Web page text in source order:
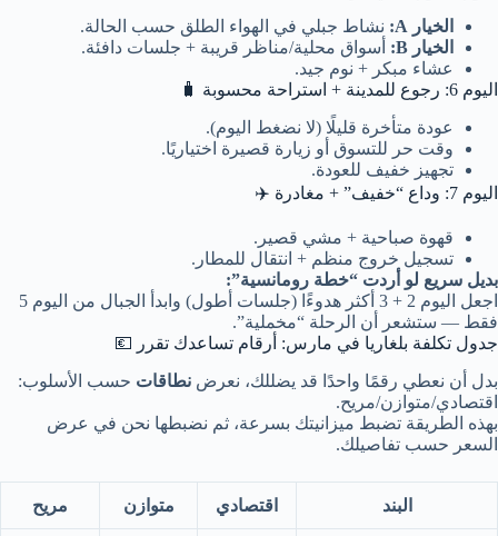
الخيار A:
نشاط جبلي في الهواء الطلق حسب الحالة.
الخيار B:
أسواق محلية/مناظر قريبة + جلسات دافئة.
عشاء مبكر + نوم جيد.
اليوم 6: رجوع للمدينة + استراحة محسوبة 🧳
عودة متأخرة قليلًا (لا نضغط اليوم).
وقت حر للتسوق أو زيارة قصيرة اختياريًا.
تجهيز خفيف للعودة.
اليوم 7: وداع “خفيف” + مغادرة ✈️
قهوة صباحية + مشي قصير.
تسجيل خروج منظم + انتقال للمطار.
بديل سريع لو أردت “خطة رومانسية”:
اجعل اليوم 2 + 3 أكثر هدوءًا (جلسات أطول) وابدأ الجبال من اليوم 5
فقط — ستشعر أن الرحلة “مخملية”.
جدول تكلفة بلغاريا في مارس: أرقام تساعدك تقرر 💶
بدل أن نعطي رقمًا واحدًا قد يضللك، نعرض نطاقات حسب الأسلوب:
اقتصادي/متوازن/مريح.
بهذه الطريقة تضبط ميزانيتك بسرعة، ثم نضبطها نحن في عرض
السعر حسب تفاصيلك.
البند اقتصادي متوازن مريح